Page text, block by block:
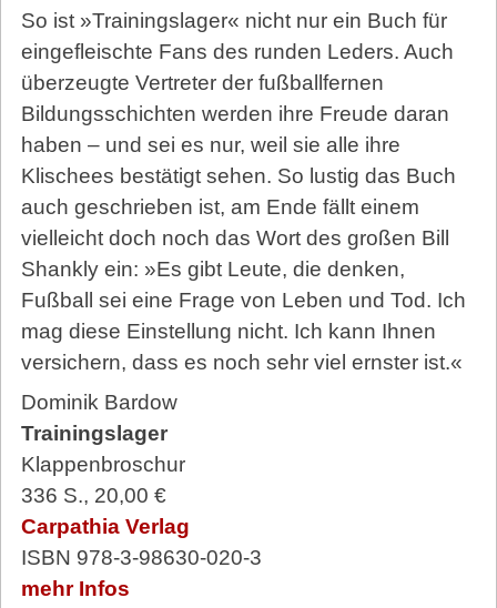
So ist »Trainingslager« nicht nur ein Buch für
eingefleischte Fans des runden Leders. Auch
überzeugte Vertreter der fußballfernen
Bildungsschichten werden ihre Freude daran
haben – und sei es nur, weil sie alle ihre
Klischees bestätigt sehen. So lustig das Buch
auch geschrieben ist, am Ende fällt einem
vielleicht doch noch das Wort des großen Bill
Shankly ein: »Es gibt Leute, die denken,
Fußball sei eine Frage von Leben und Tod. Ich
mag diese Einstellung nicht. Ich kann Ihnen
versichern, dass es noch sehr viel ernster ist.«
Dominik Bardow
Trainingslager
Klappenbroschur
336 S., 20,00 €
Carpathia Verlag
ISBN 978-3-98630-020-3
mehr Infos